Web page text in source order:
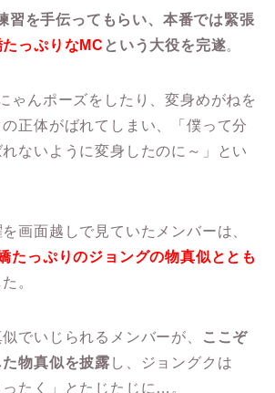
習を手伝ってもらい、本番では緊張
っぷりなMC という大役を完遂。
ゃんポーズをしたり、変身めがねを
正体がばれてしまい、「僕って分
ないように変身したのに～」とい
画面越しで見ていたメンバーは、
たっぷりのジョングの物真似ととも
。
でいじられるメンバーが、
ここぞ
物真似を披露 し、ジョングクは
ったく」とたじたじに…。